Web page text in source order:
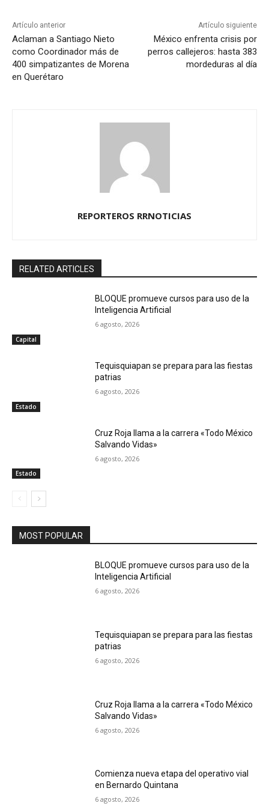
Artículo anterior
Aclaman a Santiago Nieto
como Coordinador más de
400 simpatizantes de Morena
en Querétaro
Artículo siguiente
México enfrenta crisis por
perros callejeros: hasta 383
mordeduras al día
REPORTEROS RRNOTICIAS
RELATED ARTICLES
Capital
BLOQUE promueve cursos para uso de la
Inteligencia Artificial
6 agosto, 2026
Estado
Tequisquiapan se prepara para las fiestas
patrias
6 agosto, 2026
Estado
Cruz Roja llama a la carrera «Todo México
Salvando Vidas»
6 agosto, 2026
MOST POPULAR
BLOQUE promueve cursos para uso de la
Inteligencia Artificial
6 agosto, 2026
Tequisquiapan se prepara para las fiestas
patrias
6 agosto, 2026
Cruz Roja llama a la carrera «Todo México
Salvando Vidas»
6 agosto, 2026
Comienza nueva etapa del operativo vial
en Bernardo Quintana
6 agosto, 2026